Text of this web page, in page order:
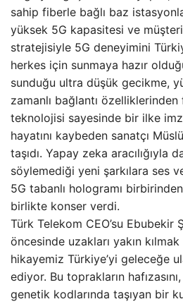
sahip fiberle bağlı baz
yüksek 5G kapasitesi ve
stratejisiyle 5G deneyimini
herkes için sunmaya hazır
sunduğu ultra düşük gecikme,
zamanlı bağlantı
teknolojisi sayesinde bir ilke
hayatını kaybeden sanatçı
taşıdı. Yapay zeka aracılığıyla
söylemediği yeni şarkılara ses
5G tabanlı hologramı
birlikte konser verdi.
Türk Telekom CEO’su Ebubekir
öncesinde uzakları yakın
hikayemiz Türkiye’yi geleceğe
ediyor. Bu toprakların
genetik kodlarında taşıyan bir